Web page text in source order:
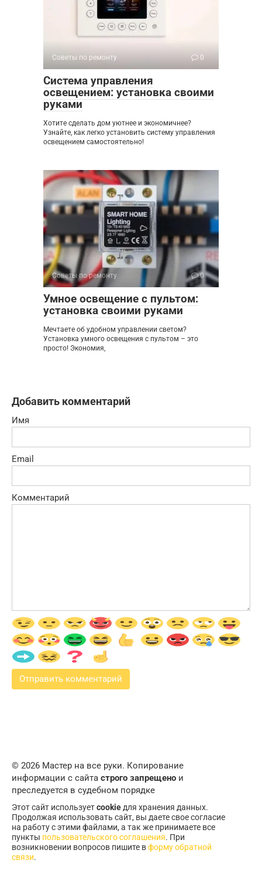
Советы по ремонту 0
Система управления
освещением: установка своими
руками
Хотите сделать дом уютнее и экономичнее?
Узнайте, как легко установить систему управления
освещением самостоятельно!
Советы по ремонту 0
Умное освещение с пультом:
установка своими руками
Мечтаете об удобном управлении светом?
Установка умного освещения с пультом – это
просто! Экономия,
Добавить комментарий
Имя
Email
Комментарий
© 2026 Мастер на все руки. Копирование
информации с сайта строго запрещено и
преследуется в судебном порядке
Этот сайт используетcookieдля хранения данных.
Продолжая использовать сайт, вы даете свое согласие
на работу с этими файлами, а так же принимаете все
пункты пользовательского соглашения. При
возникновении вопросов пишите вформу обратной
связи.